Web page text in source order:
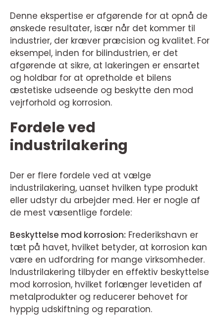
Denne ekspertise er afgørende for at opnå de
ønskede resultater, især når det kommer til
industrier, der kræver præcision og kvalitet. For
eksempel, inden for bilindustrien, er det
afgørende at sikre, at lakeringen er ensartet
og holdbar for at opretholde et bilens
æstetiske udseende og beskytte den mod
vejrforhold og korrosion.
Fordele ved
industrilakering
Der er flere fordele ved at vælge
industrilakering, uanset hvilken type produkt
eller udstyr du arbejder med. Her er nogle af
de mest væsentlige fordele:
Beskyttelse mod korrosion: Frederikshavn er
tæt på havet, hvilket betyder, at korrosion kan
være en udfordring for mange virksomheder.
Industrilakering tilbyder en effektiv beskyttelse
mod korrosion, hvilket forlænger levetiden af
metalprodukter og reducerer behovet for
hyppig udskiftning og reparation.